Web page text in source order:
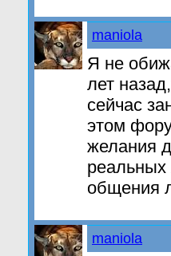
maniola
Я не
лет
сейчас
этом
желания
реальных
общения
maniola